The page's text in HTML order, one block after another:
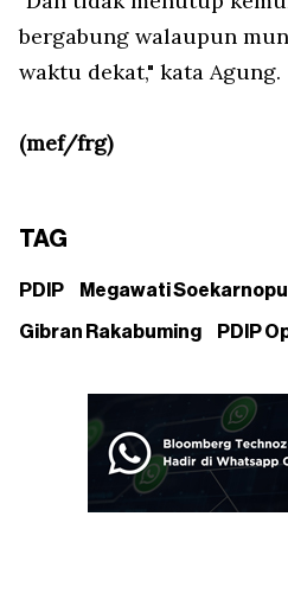
bergabung walaupun
waktu dekat," kata Agung.
(mef/frg)
TAG
PDIP Megawati
Gibran Rakabuming PDIP